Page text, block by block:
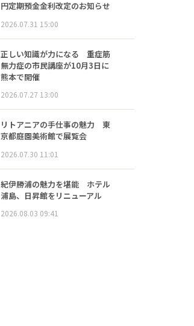
円定期預金金利改定のお知らせ
2026.07.31 15:00
正しい知識が力になる 重症筋
無力症の市民講座が10月3日に
熊本で開催
2026.07.27 13:00
リトアニアの手仕事の魅力 東
京都庭園美術館で展覧会
2026.07.30 11:01
紀伊勝浦の魅力を堪能 ホテル
浦島、日昇館をリニューアル
2026.08.03 09:41